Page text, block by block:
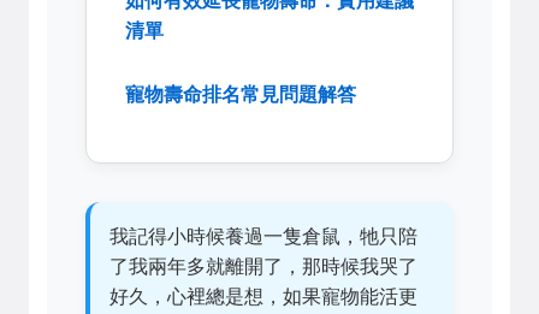
清單
寵物壽命排名常見問題解答
我記得小時候養過一隻倉鼠，牠只陪
了我兩年多就離開了，那時候我哭了
好久，心裡總是想，如果寵物能活更